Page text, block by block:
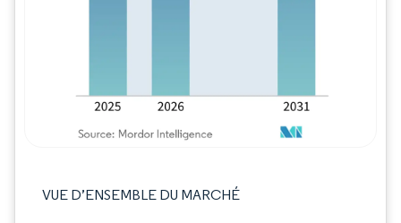
VUE D’ENSEMBLE DU MARCHÉ